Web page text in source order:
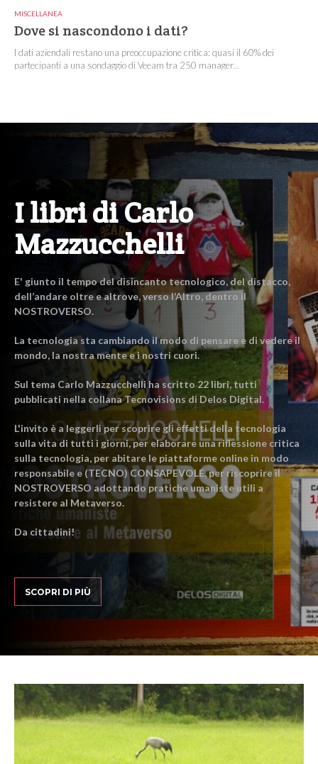
MISCELLANEA
Dove si nascondono i dati?
I dati aziendali restano una preoccupazione critica: quasi il 60% dei
partecipanti a una sondaggio di Veeam tra 250 manager...
I libri di Carlo
Mazzucchelli
E' giunto il tempo del disincanto tecnologico, del distacco,
dell’andare oltre e altrove, verso l’Altro, dentro il
NOSTROVERSO.
La tecnologia sta cambiando il modo di pensare e di vedere il
mondo, la nostra mente e i nostri cuori.
Sul tema Carlo Mazzucchelli ha scritto 22 libri, tutti
pubblicati nella collana Tecnovisions di Delos Digital.
L'invito è a leggerli per scoprire gli effetti della tecnologia
sulla vita di tutti i giorni, per elaborare una riflessione critica
sulla tecnologia, per abitare le piattaforme online in modo
responsabile e (TECNO) CONSAPEVOLE, per riscoprire il
NOSTROVERSO adottando pratiche umaniste utili a
resistere al Metaverso.
Da cittadini!
SCOPRI DI PIÙ